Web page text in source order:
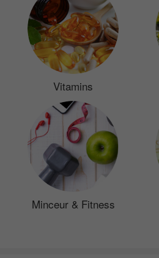
Vitamins
Minceur & Fitness